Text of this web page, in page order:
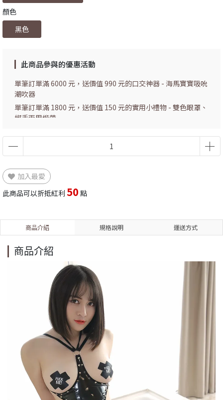
顏色
黑色
此商品參與的優惠活動
單筆訂單滿 6000 元，送價值 990 元的口交神器 - 海馬寶寶吸吮
潮吹器
單筆訂單滿 1800 元，送價值 150 元的實用小禮物 - 雙色眼罩、
綁手兩用緞帶
加入最愛
此商品可以折抵紅利 50 點
商品介紹 規格說明 運送方式
商品介紹